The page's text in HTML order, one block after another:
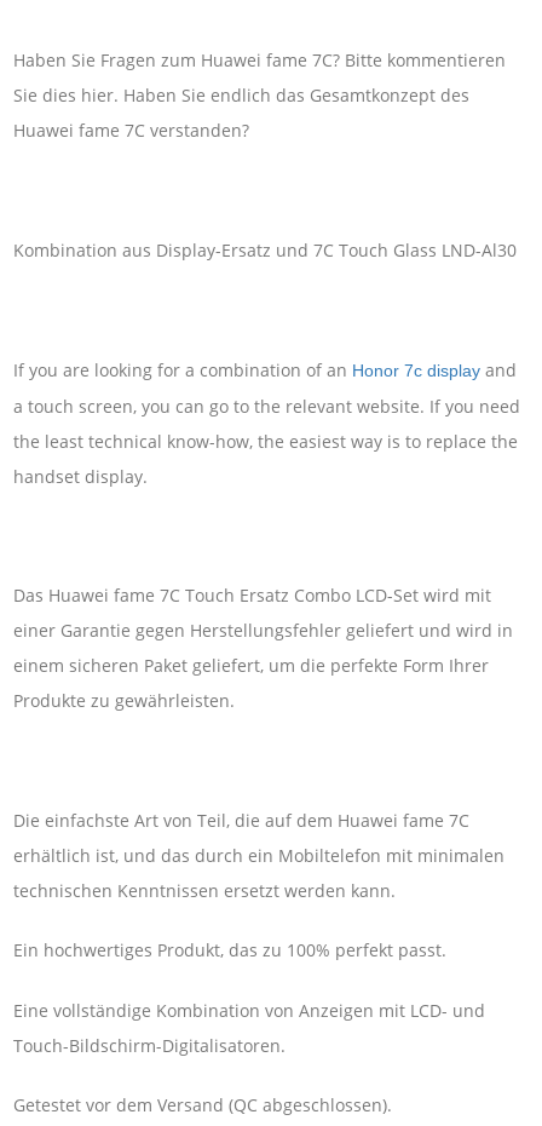
Haben Sie Fragen zum Huawei fame 7C? Bitte kommentieren
Sie dies hier. Haben Sie endlich das Gesamtkonzept des
Huawei fame 7C verstanden?
Kombination aus Display-Ersatz und 7C Touch Glass LND-Al30
If you are looking for a combination of an Honor 7c display and
a touch screen, you can go to the relevant website. If you need
the least technical know-how, the easiest way is to replace the
handset display.
Das Huawei fame 7C Touch Ersatz Combo LCD-Set wird mit
einer Garantie gegen Herstellungsfehler geliefert und wird in
einem sicheren Paket geliefert, um die perfekte Form Ihrer
Produkte zu gewährleisten.
Die einfachste Art von Teil, die auf dem Huawei fame 7C
erhältlich ist, und das durch ein Mobiltelefon mit minimalen
technischen Kenntnissen ersetzt werden kann.
Ein hochwertiges Produkt, das zu 100% perfekt passt.
Eine vollständige Kombination von Anzeigen mit LCD- und
Touch-Bildschirm-Digitalisatoren.
Getestet vor dem Versand (QC abgeschlossen).